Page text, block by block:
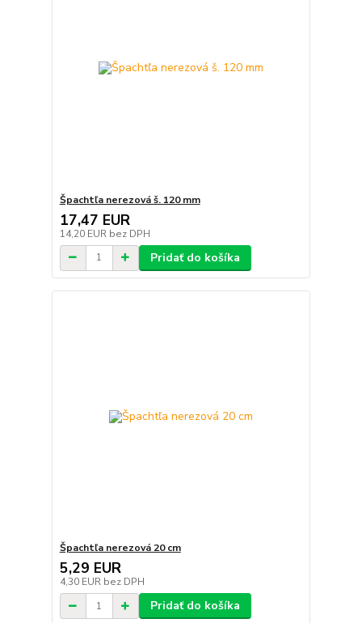
Špachtľa nerezová š. 120 mm
17,47 EUR
14,20 EUR bez DPH
Pridať do košíka
Špachtľa nerezová 20 cm
5,29 EUR
4,30 EUR bez DPH
Pridať do košíka